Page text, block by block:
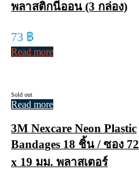
พลาสติกนีออน (3 กล่อง)
73 ฿
Read more
Sold out
Read more
3M Nexcare Neon Plastic
Bandages 18 ชิ้น / ซอง 72
x 19 มม. พลาสเตอร์